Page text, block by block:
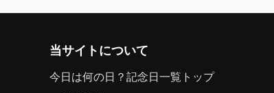
当サイトについて
今日は何の日？記念日一覧トップ